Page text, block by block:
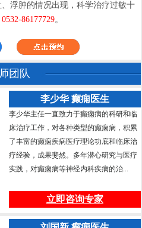
浮肿的情况出现，科学治疗过敏十
0532-86177729。
团队
李少华 癫痫医生
李少华主任一直致力于癫痫病的科研和临
床治疗工作，对各种类型的癫痫病，积累
了丰富的癫痫疾病医疗理论功底和临床治
疗经验，成果斐然。多年潜心研究与医疗
实践，对癫痫病等神经内科疾病的治...
立即咨询专家